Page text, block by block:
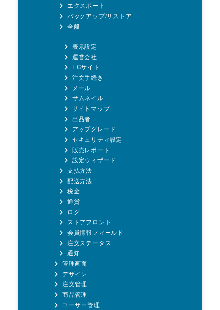
エクスポート
バックアップ/リストア
全般
表示設定
運営会社
ECサイト
注文手続き
メール
サムネイル
サイトマップ
出品者
アップグレード
セキュリティ設定
販売レポート
設定ウィザード
支払方法
配送方法
税金
通貨
ログ
ストアフロント
会員情報フィールド
注文ステータス
通知
管理画面
デザイン
注文管理
商品管理
ユーザー管理